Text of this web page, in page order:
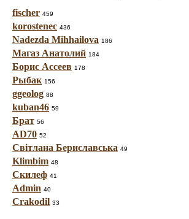
fischer 459
korostenec 436
Nadezda Mihhailova 186
Магаз Анатолий 184
Борис Ассеев 178
Рыбак 156
ggeolog 88
kuban46 59
Брат 56
AD70 52
Світлана Бериславська 49
Klimbim 48
Скилеф 41
Admin 40
Crakodil 33